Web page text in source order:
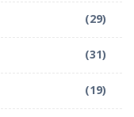
(29)
(31)
(19)